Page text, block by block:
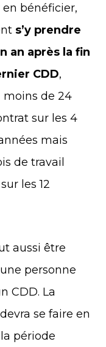
en bénéficier,
s’y prendre
an après la fin
CDD,
moins de 24
sur les 4
mais
de travail
les 12
aussi être
personne
CDD. La
se faire en
période